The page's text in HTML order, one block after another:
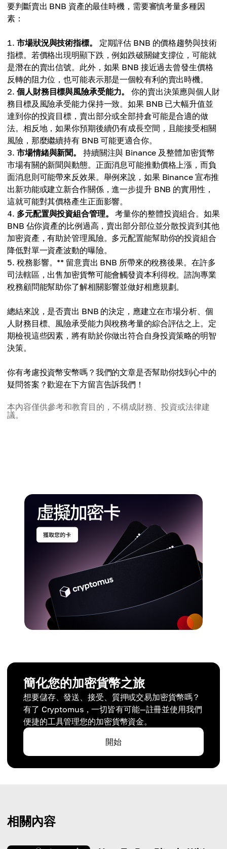
要判斷賣出 BNB 資產的最佳時機，需要審慎考量多種因
素：
市場狀況與技術指標。
定期評估 BNB 的價格趨勢與技術
指標。若價格出現明顯下跌，例如跌破關鍵支撐位，可能就
是潛在的賣出信號。此外，如果 BNB 接近過去曾發生價格
反轉的阻力位，也可能表示那是一個較有利的賣出時機。
個人財務目標與風險承受能力。
你的賣出決策應與個人財
務目標及風險承受能力保持一致。如果 BNB 已大幅升值並
達到你的投資目標，賣出部分或全部持倉可能是合適的做
法。相反地，如果你預期後續仍有成長空間，且能接受相關
風險，那麼繼續持有 BNB 可能更適合你。
市場情緒與新聞。
持續關注與 Binance 及整體加密貨幣
市場有關的新聞與動態。正面消息可能推動價格上漲，而負
面消息則可能帶來反效果。舉例來說，如果 Binance 宣布推
出新功能或建立新合作關係，進一步提升 BNB 的實用性，
這就可能對其價格產生正面影響。
多元配置與投資組合管理。
考量你的整體投資組合。如果
BNB 佔你資產的比例過高，賣出部分部位並分散投資到其他
加密資產，有助於管理風險。多元配置能幫助你的投資組合
降低對單一資產波動的曝險。
稅務影響。** 留意賣出 BNB 所帶來的稅務後果。在許多
司法轄區，出售加密貨幣可能會觸發資本利得稅。諮詢專業
稅務顧問能幫助你了解相關影響並做好相應規劃。
總結來說，是否賣出 BNB 的決定，應建立在市場分析、個
人財務目標、風險承受能力與稅務考量的綜合評估之上。定
期檢視這些因素，將有助於你做出符合自身投資策略的明智
決策。
你有考慮投資幣安幣嗎？我們的文章是否幫助你找到心中的
疑問答案？歡迎在下方留言告訴我們！
本內容僅供參考和教育目的，不構成財務、投資或法律建
議。
簡化您的加密貨幣之旅
想要儲存、發送、接受、質押或交易加密貨幣嗎？
有了 Cryptomus，一切皆有可能—註冊並使用我們
便捷的工具管理您的加密貨幣資金。
開始
相關內容